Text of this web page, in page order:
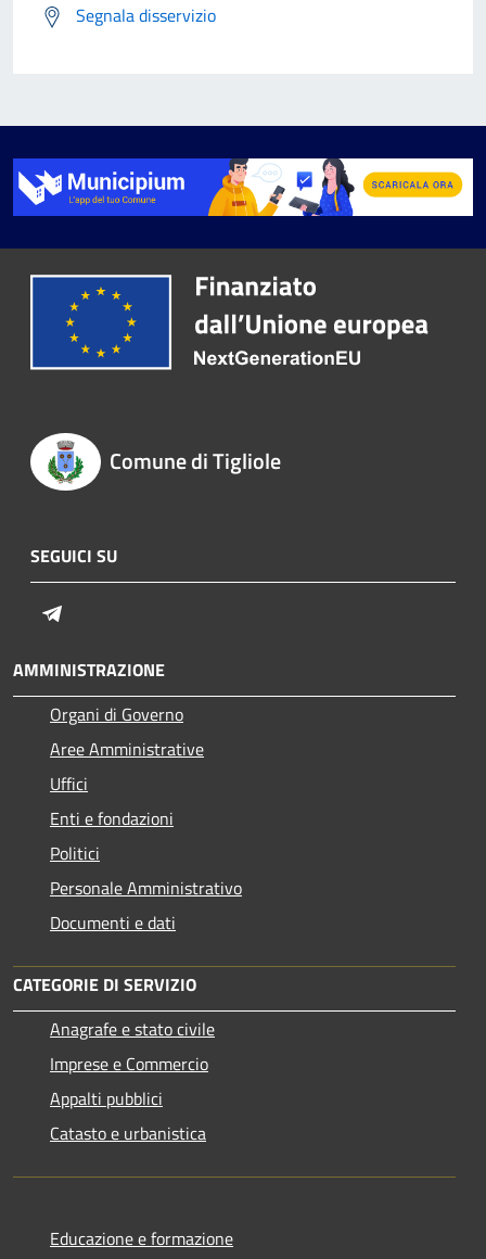
Segnala disservizio
Comune di Tigliole
SEGUICI SU
AMMINISTRAZIONE
Organi di Governo
Aree Amministrative
Uffici
Enti e fondazioni
Politici
Personale Amministrativo
Documenti e dati
CATEGORIE DI SERVIZIO
Anagrafe e stato civile
Imprese e Commercio
Appalti pubblici
Catasto e urbanistica
Educazione e formazione